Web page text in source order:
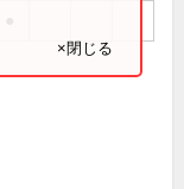
×閉じる